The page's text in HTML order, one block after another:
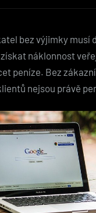
bez výjimky musí
náklonnost
peníze. Bez
nejsou právě